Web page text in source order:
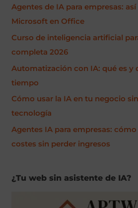
a
r
p
o
r
:
Agentes de IA para empresas:
Microsoft en Office
Curso de inteligencia artificial
completa 2026
Automatización con IA: qué es y
tiempo
Cómo usar la IA en tu negocio
tecnología
Agentes IA para empresas:
costes sin perder ingresos
¿Tu web sin asistente de IA?